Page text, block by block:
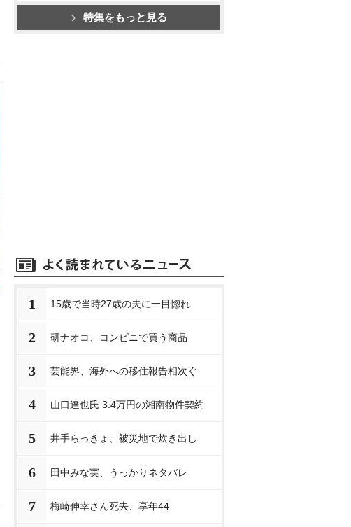
特集をもっと見る
1 15歳で当時27歳の夫に一目惚れ
2 研ナオコ、コンビニで買う商品
3 芸能界、海外への移住報告相次ぐ
4 山口達也氏 3.4万円の湘南物件契約
5 井手らっきょ、被災地で炊き出し
6 田中みな実、うっかりネタバレ
7 梅崎伸幸さん死去、享年44